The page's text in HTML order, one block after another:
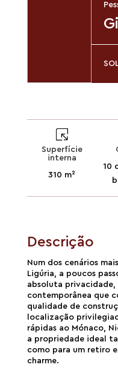
Superfície
interna
310 m²
10
Descrição
Num dos cenários
Ligúria, a poucos
absoluta privacidade,
contemporânea que
qualidade de
localização
rápidas ao Mónaco,
a propriedade ideal
como para um retiro
charme.